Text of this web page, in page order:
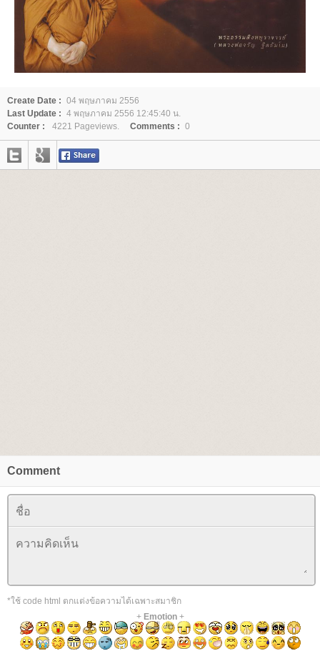
Create Date : 04 พฤษภาคม 2556
Last Update : 4 พฤษภาคม 2556 12:45:40 น.
Counter :
4221 Pageviews. Comments : 0
Comment
*ใช้ code html ตกแต่งข้อความได้เฉพาะสมาชิก
+ Emotion+